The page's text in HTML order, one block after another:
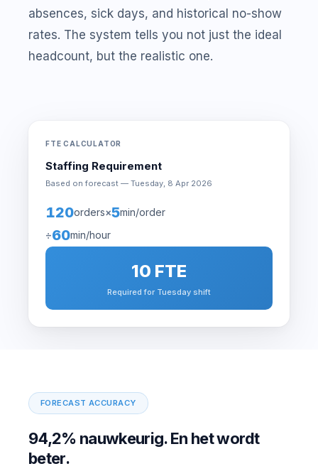
absences, sick days, and historical no-show
rates. The system tells you not just the ideal
headcount, but the realistic one.
FTE CALCULATOR
Staffing Requirement
Based on forecast — Tuesday, 8 Apr 2026
120orders×5min/order
÷60min/hour
10 FTE
Required for Tuesday shift
FORECAST ACCURACY
94,2% nauwkeurig. En het wordt
beter.